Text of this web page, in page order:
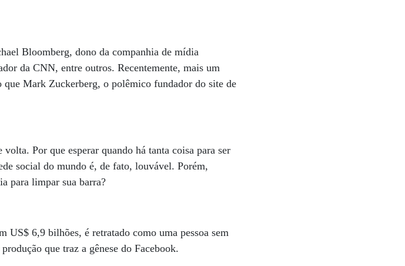
Bloomberg, dono da companhia de mídia
da CNN, entre outros. Recentemente, mais um
Mark Zuckerberg, o polêmico fundador do site de
Por que esperar quando há tanta coisa para ser
social do mundo é, de fato, louvável. Porém,
para limpar sua barra?
6,9 bilhões, é retratado como uma pessoa sem
que traz a gênese do Facebook.